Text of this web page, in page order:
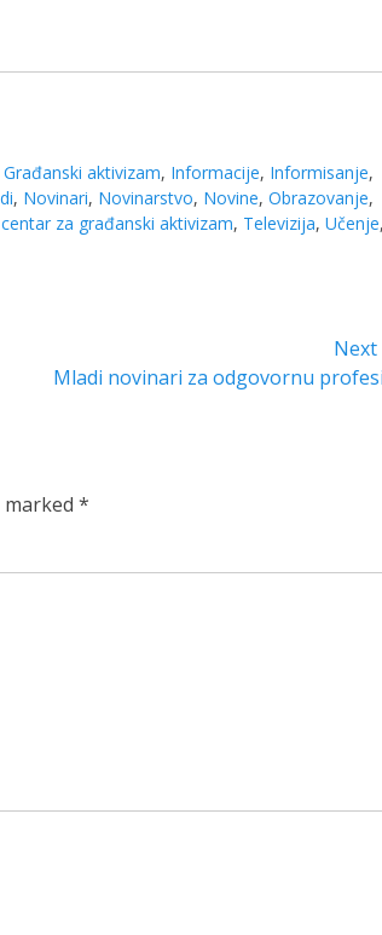
Građanski aktivizam, Informacije, Informisanje,
, Novinari, Novinarstvo, Novine, Obrazovanje,
za građanski aktivizam, Televizija, Učenje,
Mladi novinari za odgovornu
marked *